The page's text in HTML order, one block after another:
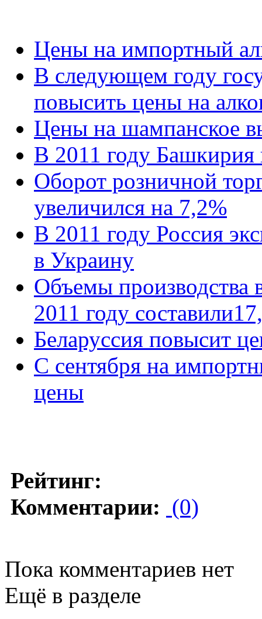
Цены на импортный
В следующем году
повысить цены на
Цены на шампанское
В 2011 году Башкирия
Оборот розничной
увеличился на 7,2%
В 2011 году Россия
в Украину
Объемы производства
2011 году
Беларуссия повысит
C сентября на
цены
Рейтинг:
Комментарии: (0)
Пока комментариев нет
Ещё в разделе